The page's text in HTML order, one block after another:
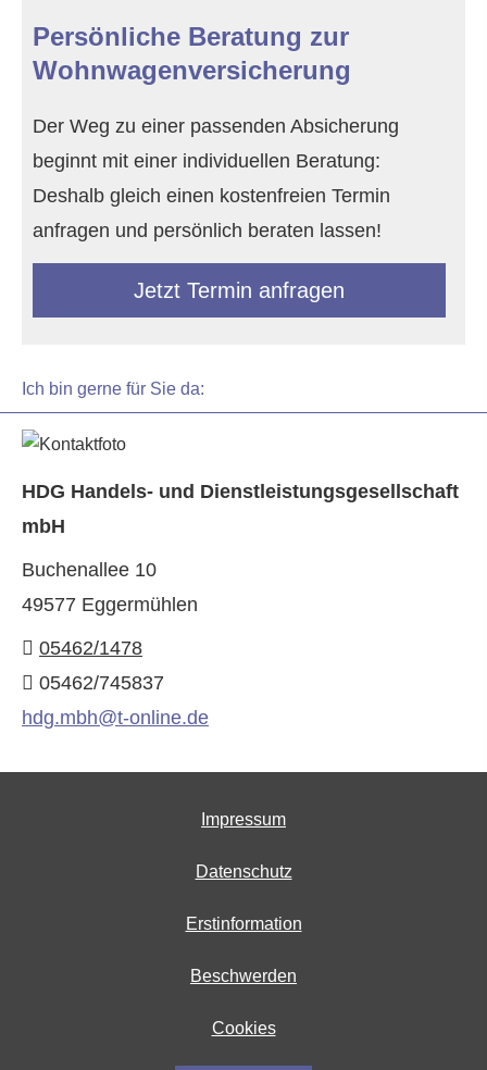
Persönliche Beratung zur
Wohnwagenversicherung
Der Weg zu einer passenden Absicherung
beginnt mit einer individuellen Beratung:
Deshalb gleich einen kostenfreien Termin
anfragen und persönlich beraten lassen!
Jetzt Termin anfragen
Ich bin gerne für Sie da:
HDG Handels- und Dienstleistungsgesellschaft
mbH
Buchenallee 10
49577 Eggermühlen
05462/1478
05462/745837
hdg.mbh@t-online.de
Impressum
Datenschutz
Erstinformation
Beschwerden
Cookies